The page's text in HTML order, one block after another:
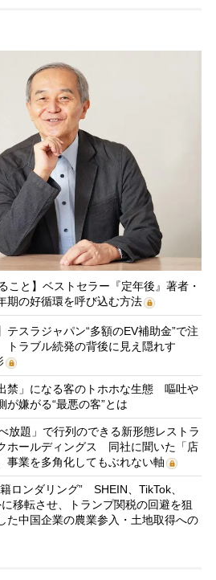
こと】ベストセラー『定年後』著者・
期の好循環を呼び込む方法
テスラジャパン“多額のEV補助金”で注
ラブル続発の背後に見え隠れす
禁」になる客のトホホな生態 嘔吐や
嫌がる“最悪の客”とは
放題」で行列のできる新形態レストラ
ホールディングス 同社に聞いた「店
事業を多角化してもぶれない軸
ロンダリング” SHEIN、TikTok、
移転させ、トランプ関税の回避を狙
中国企業の農業参入・土地取得への